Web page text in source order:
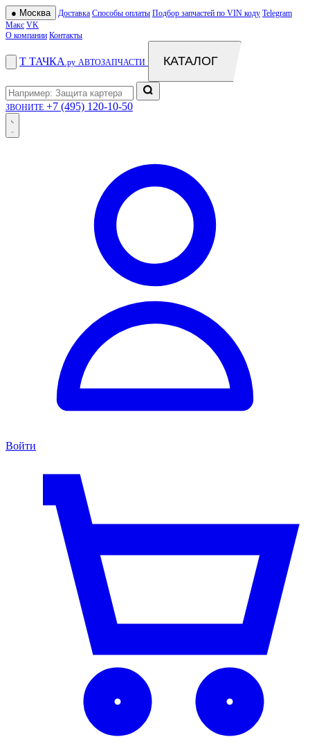
● Москва Доставка Способы оплаты Подбор запчастей по VIN коду Telegram
Макс VK
О компании Контакты
Т ТАЧКА .ру АВТОЗАПЧАСТИ КАТАЛОГ
ЗВОНИТЕ +7 (495) 120-10-50
Войти